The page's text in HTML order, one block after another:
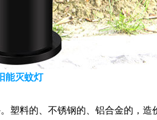
能灭蚊灯
料的、不锈钢的、铝合金的，